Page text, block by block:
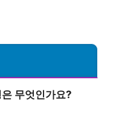
무엇인가요?